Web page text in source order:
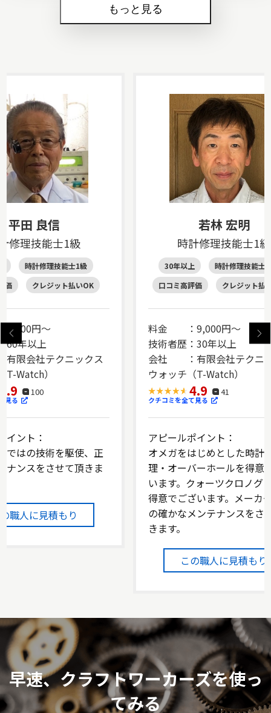
もっと見る
平田 良信
修理技能士1級
時計修理技能士1級
価
クレジット払いOK
円～
60年以上
限会社テクニックス
T-Watch）
4.9 100
見る
イント：
ではの技術を駆使、正
ナンスをさせて頂きま
職人に見積もり
若林 宏明
時計修理技能士1級
30年以上
時計修理技能士
口コミ高評価
クレジット払
料金 ：9,000円～
技術者歴：30年以上
会社 ：有限会社テクニ
ウォッチ（T-Watch）
4.9 41
クチコミを全て見る
アピールポイント：
オメガをはじめとした時計
理・オーバーホールを得意
います。クォーツクロノグ
得意でございます。メーカ
の確かなメンテナンスをさ
きます。
この職人に見積もり
早速、クラフトワーカーズを使っ
てみる